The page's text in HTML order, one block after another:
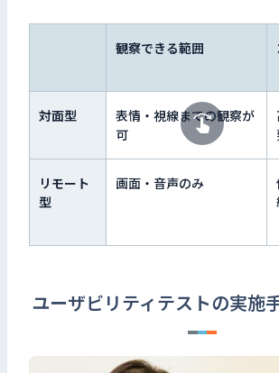
観察できる範囲
対面型
表情・視線までの観察が
可
リモート
型
画面・音声のみ
ユーザビリティテストの実施